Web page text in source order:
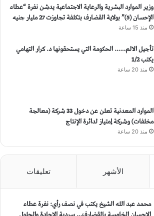
وزير الموارد البشرية والرعاية الاجتماعية يدشن نفرة “عطاء
الإحسان (5)” بولاية القضارف بتكلفة تجاوزت 27 مليار جنيه
منذ 15 ساعة
تأجيل الالم…… الحكومة التي يستحقونها د. كرار التهامي
يكتب 1/2
منذ 20 ساعة
الموارد المعدنية تعلن عن دخول 33 شركة (معالجة
مخلفات) وشركة إمتياز لدائرة الإنتاج
منذ 20 ساعة
الأشهر تعليقات
محمد عبد الله الشيخ يكتب في نصف رأي: نفرة عطاء